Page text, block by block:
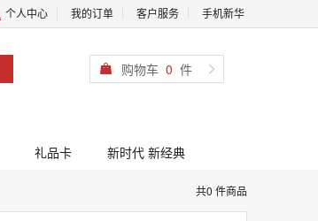
个人中心 我的订单 客户服务 手机新华
购物车 0 件
礼品卡 新时代 新经典
共0 件商品